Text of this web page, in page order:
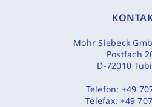
Mohr Siebeck
Postfach
D-72010
Telefon: +49
Telefax:+49